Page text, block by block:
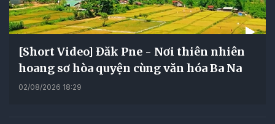
[Short Video] Đăk Pne - Nơi thiên nhiên
hoang sơ hòa quyện cùng văn hóa Ba Na
02/08/2026 18:29